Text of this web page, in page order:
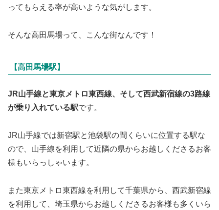
ってもらえる率が高いような気がします。
そんな高田馬場って、こんな街なんです！
【高田馬場駅】
JR山手線と東京メトロ東西線、そして西武新宿線の3路線
が乗り入れている駅です。
JR山手線では新宿駅と池袋駅の間くらいに位置する駅な
ので、山手線を利用して近隣の県からお越しくださるお客
様もいらっしゃいます。
また東京メトロ東西線を利用して千葉県から、西武新宿線
を利用して、埼玉県からお越しくださるお客様も多くいら